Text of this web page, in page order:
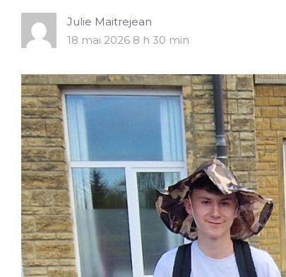
Julie Maitrejean
18 mai 2026 8 h 30 min